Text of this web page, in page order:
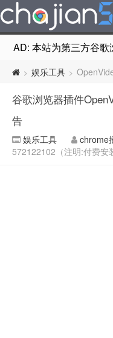
AD: 本站为第三方谷
> 娱乐工具 >
谷歌浏览器插件
告
娱乐工具 chrome
572122102（注明:付费安